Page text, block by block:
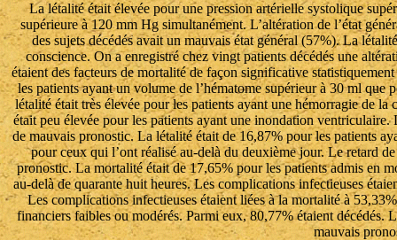
La létalité était élevée pour une pression artérielle systolique
supérieure à 120 mm Hg simultanément. L’altération de l’état
des sujets décédés avait un mauvais état général (57%). La
conscience. On a enregistré chez vingt patients décédés une
étaient des facteurs de mortalité de façon significative
les patients ayant un volume de l’hématome supérieur à 30 ml
létalité était très élevée pour les patients ayant une hémorragie de
était peu élevée pour les patients ayant une inondation
de mauvais pronostic. La létalité était de 16,87% pour les patients
pour ceux qui l’ont réalisé au-delà du deuxième jour. Le retard
pronostic. La mortalité était de 17,65% pour les patients admis en
au-delà de quarante huit heures. Les complications infectieuses
Les complications infectieuses étaient liées à la mortalité à
financiers faibles ou modérés. Parmi eux, 80,77% étaient décédés.
mauvais